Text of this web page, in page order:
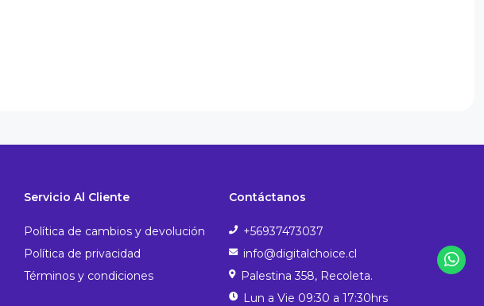
Servicio Al Cliente
Política de cambios y devolución
Política de privacidad
Términos y condiciones
Contáctanos
+56937473037
info@digitalchoice.cl
Palestina 358, Recoleta.
Lun a Vie 09:30 a 17:30hrs